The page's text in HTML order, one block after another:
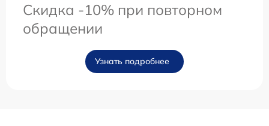
Скидка -10% при повторном
обращении
Узнать подробнее